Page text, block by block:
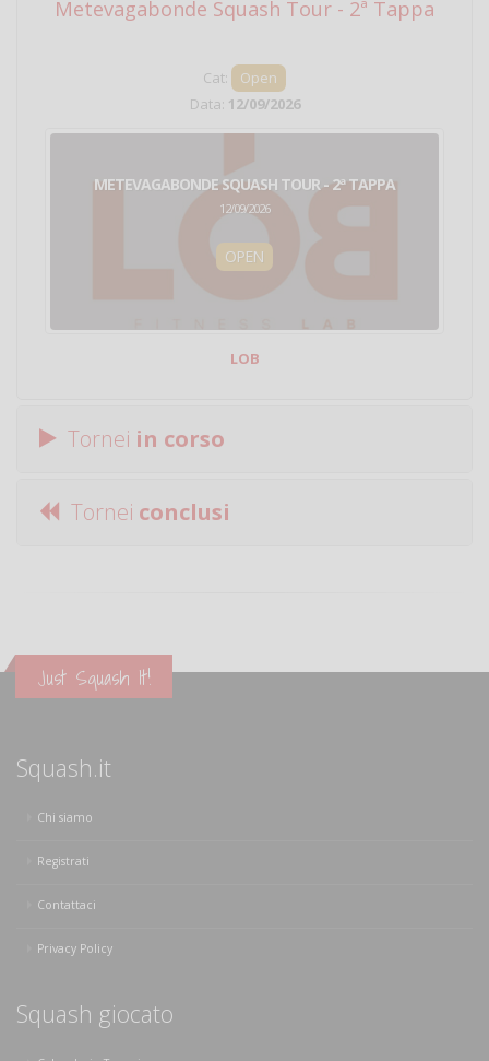
Metevagabonde Squash Tour - 2ª Tappa
Cat:
Open
Data: 12/09/2026
METEVAGABONDE SQUASH TOUR - 2ª TAPPA
12/09/2026
OPEN
LOB
Tornei in corso
Tornei conclusi
Just Squash It!
Squash.it
Chi siamo
Registrati
Contattaci
Privacy Policy
Squash giocato